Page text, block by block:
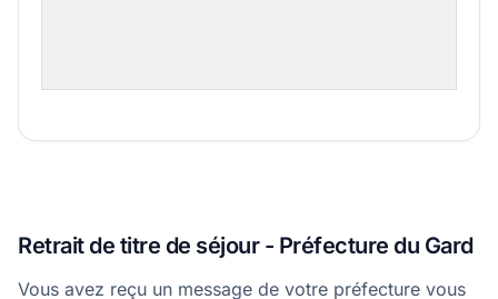
Retrait de titre de séjour - Préfecture du Gard
Vous avez reçu un message de votre préfecture vous